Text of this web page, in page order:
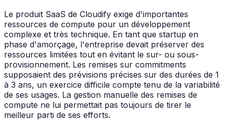
Le produit SaaS de Cloudify exige d'importantes
ressources de compute pour un développement
complexe et très technique. En tant que startup en
phase d'amorçage, l'entreprise devait préserver des
ressources limitées tout en évitant le sur- ou sous-
provisionnement. Les remises sur commitments
supposaient des prévisions précises sur des durées de 1
à 3 ans, un exercice difficile compte tenu de la variabilité
de ses usages. La gestion manuelle des remises de
compute ne lui permettait pas toujours de tirer le
meilleur parti de ses efforts.